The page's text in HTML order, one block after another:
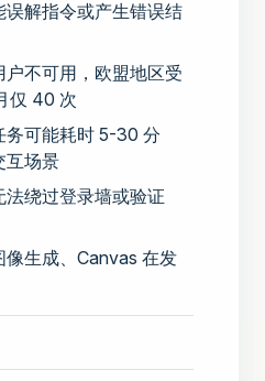
解指令或产生错误结
户不可用，欧盟地区受
仅 40 次
务可能耗时 5-30 分
互场景
法绕过登录墙或验证
像生成、Canvas 在发